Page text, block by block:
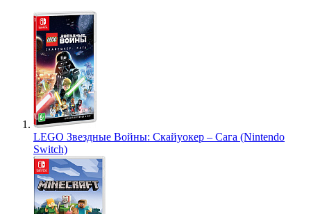
LEGO Звездные Войны: Скайуокер – Сага (Nintendo
Switch)